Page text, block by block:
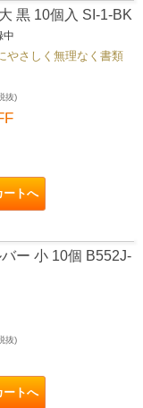
黒 10個入 SI-1-BK
中
やさしく無理なく書類
抜)
ートへ
ー 小 10個 B552J-
抜)
ートへ